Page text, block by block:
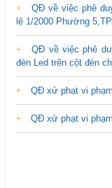
QĐ về việc phê
lệ 1/2000 Phường
QĐ về việc phê
đèn Led trên cột đèn
QĐ xử phạt vi
QĐ xử phạt vi